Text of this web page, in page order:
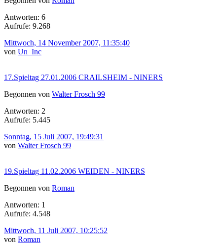
Antworten: 6
Aufrufe: 9.268
Mittwoch, 14 November 2007, 11:35:40
von Un_Inc
17.Spieltag 27.01.2006 CRAILSHEIM - NINERS
Begonnen von Walter Frosch 99
Antworten: 2
Aufrufe: 5.445
Sonntag, 15 Juli 2007, 19:49:31
von Walter Frosch 99
19.Spieltag 11.02.2006 WEIDEN - NINERS
Begonnen von Roman
Antworten: 1
Aufrufe: 4.548
Mittwoch, 11 Juli 2007, 10:25:52
von Roman